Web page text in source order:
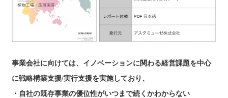
事業会社に向けては、イノベーションに関わる経営課題を中心
に戦略構築支援/実行支援を実施しており、
・自社の既存事業の優位性がいつまで続くかわからない